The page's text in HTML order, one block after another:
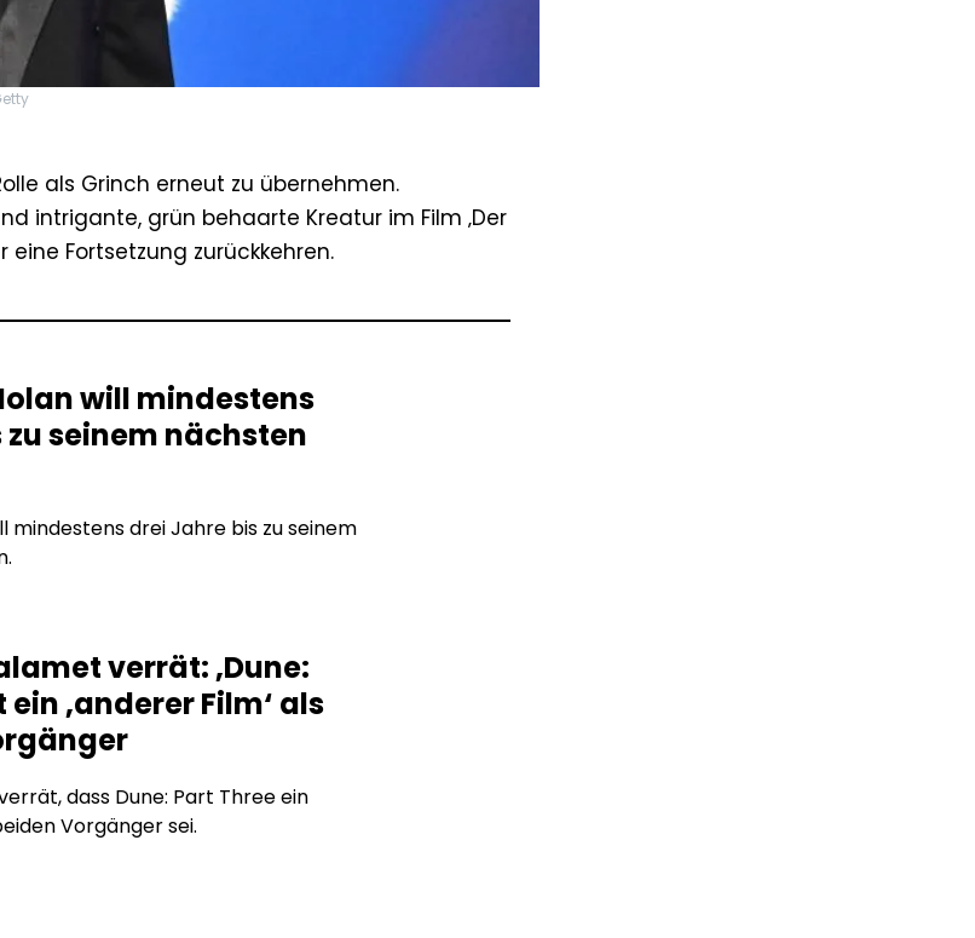
als Grinch erneut zu übernehmen.
intrigante, grün behaarte Kreatur im Film ‚Der
Fortsetzung zurückkehren.
will mindestens
seinem nächsten
mindestens drei Jahre bis zu seinem
verrät: ‚Dune:
ein ‚anderer Film‘ als
dass Dune: Part Three ein
Vorgänger sei.